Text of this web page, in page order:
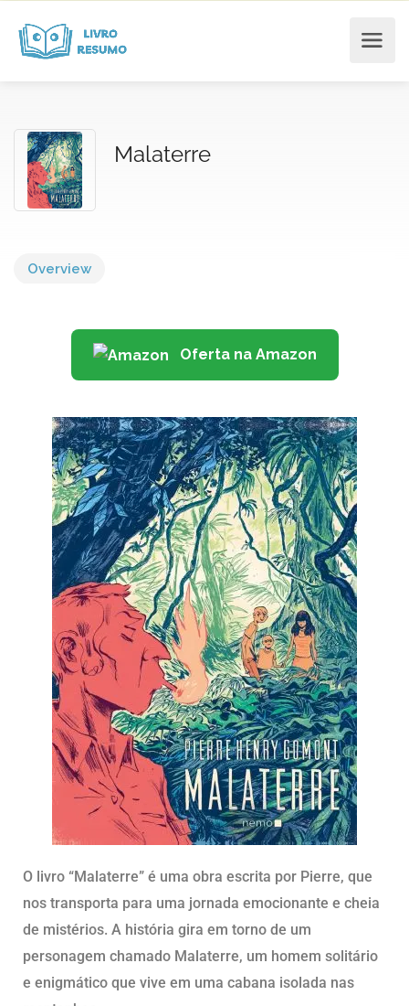
Malaterre
Overview
Oferta na Amazon
O livro “Malaterre” é uma obra escrita por Pierre, que
nos transporta para uma jornada emocionante e cheia
de mistérios. A história gira em torno de um
personagem chamado Malaterre, um homem solitário
e enigmático que vive em uma cabana isolada nas